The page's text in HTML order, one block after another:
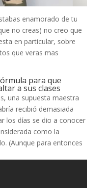
enamorado de tu
no creas) no creo que
en particular, sobre
que veras mas
para que
a sus clases
una supuesta maestra
recibió demasiada
los días se dio a conocer
como la
(Aunque para entonces